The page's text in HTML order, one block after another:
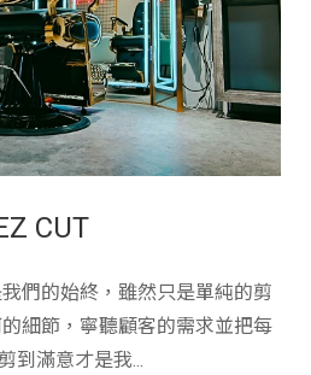
CUT
們的始終，雖然只是單純的剪
細節，寧聽顧客的需求並把每
到滿意才是我...